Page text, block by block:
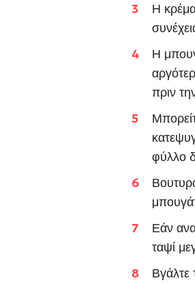
Η
Η
πριν
φύλλο
Εάν
ταψί
Βγάλτε